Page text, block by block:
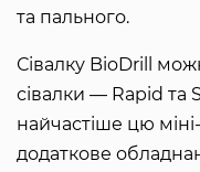
та пального.
Сівалку BioDrill
сівалки — Rapid та
найчастіше цю
додаткове